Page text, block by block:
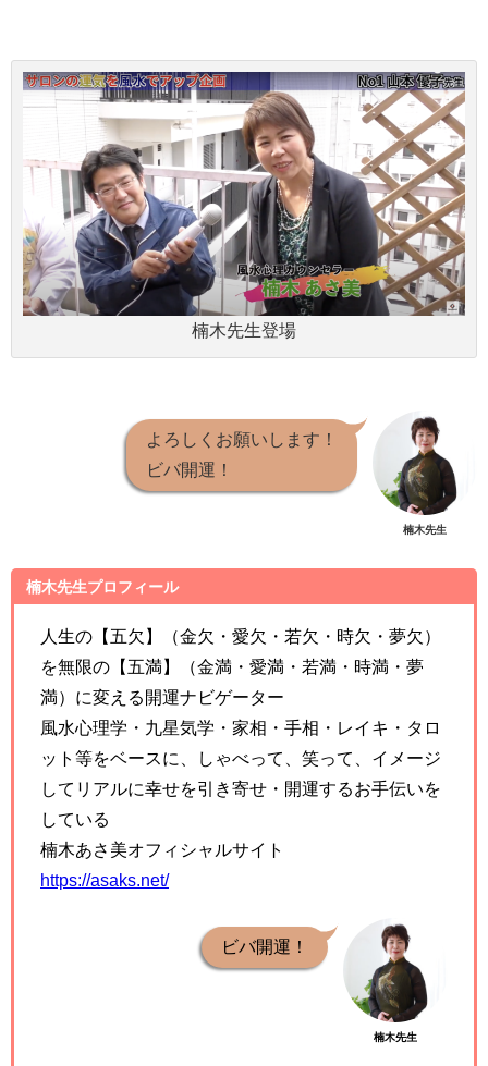
楠木先生登場
よろしくお願いします！
ビバ開運！
楠木先生
楠木先生プロフィール
人生の【五欠】（金欠・愛欠・若欠・時欠・夢欠）
を無限の【五満】（金満・愛満・若満・時満・夢
満）に変える開運ナビゲーター
風水心理学・九星気学・家相・手相・レイキ・タロ
ット等をベースに、しゃべって、笑って、イメージ
してリアルに幸せを引き寄せ・開運するお手伝いを
している
楠木あさ美オフィシャルサイト
https://asaks.net/
ビバ開運！
楠木先生